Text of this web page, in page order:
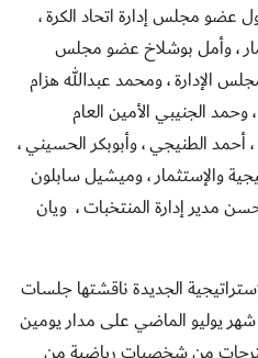
عضو مجلس إدارة اتحاد الكرة ،
، وأمل بوشلاخ عضو مجلس
الإدارة ، ومحمد عبدالله هزام
وحمد الجنيبي الأمين العام
، أحمد الطنيجي ، وأبوبكر الحسيني ،
والإستثمار ، وميشيل سابلون
حسن مدير إدارة المنتخبات، ويان
الجديدة ناقشتها جلسات
يوليو الماضي على مدار يومين